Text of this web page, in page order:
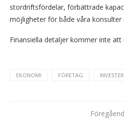
stordriftsfördelar, förbättrade
möjligheter för både våra konsulter
Finansiella detaljer kommer inte att
EKONOMI FÖRETAG